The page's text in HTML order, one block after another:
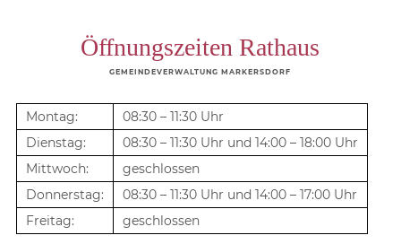
Öffnungszeiten Rathaus
GEMEINDEVERWALTUNG MARKERSDORF
Montag:
08:30 – 11:30 Uhr
Dienstag:
08:30 – 11:30 Uhr und 14:00 – 18:00 Uhr
Mittwoch:
geschlossen
Donnerstag:
08:30 – 11:30 Uhr und 14:00 – 17:00 Uhr
Freitag:
geschlossen